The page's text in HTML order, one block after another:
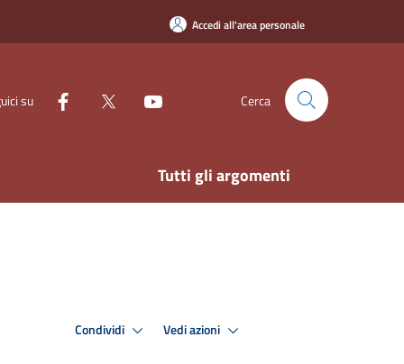
Accedi all'area personale
su Cerca
Tutti gli argomenti
Condividi Vedi azioni